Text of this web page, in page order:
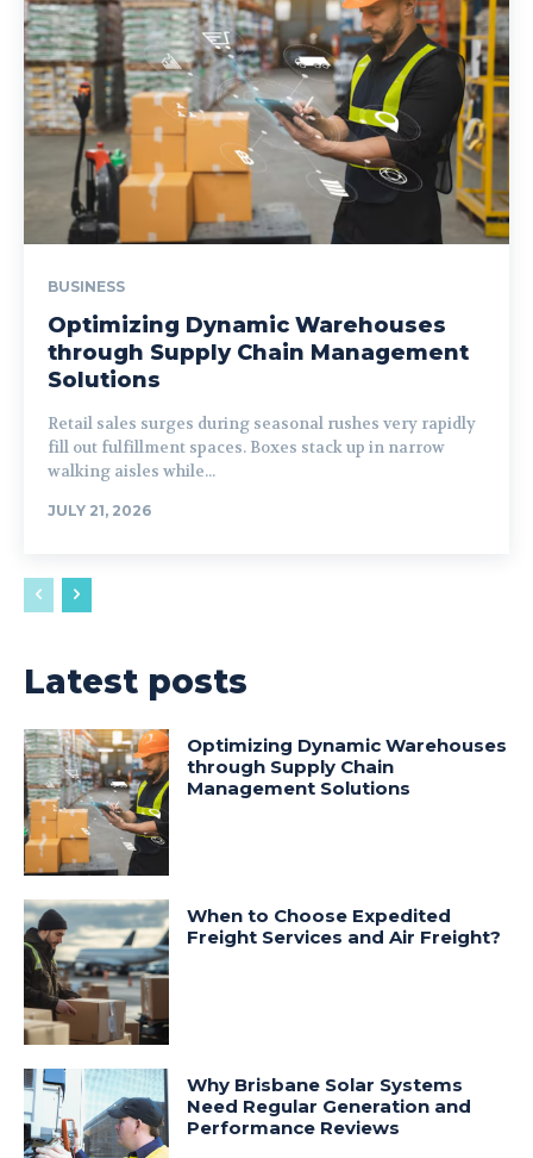
BUSINESS
Optimizing Dynamic Warehouses
through Supply Chain Management
Solutions
Retail sales surges during seasonal rushes very rapidly
fill out fulfillment spaces. Boxes stack up in narrow
walking aisles while...
JULY 21, 2026
Latest posts
Optimizing Dynamic Warehouses
through Supply Chain
Management Solutions
When to Choose Expedited
Freight Services and Air Freight?
Why Brisbane Solar Systems
Need Regular Generation and
Performance Reviews